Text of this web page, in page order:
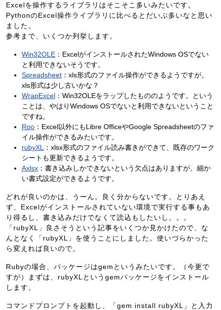
Excelを操作するライブラリはそこそこ多いみたいです。
PythonのExcel操作ライブラリに比べるとだいぶ多いなと思い
ました。
参考まで、いくつか列挙します。
Win32OLE ：ExcelがインストールされたWindows OSでない
と利用できないそうです。
Spreadsheet ：xls形式のファイル操作ができるようですが。
xls形式は少し古いかな？
WrapExcel ：Win32OLEをラップしたもののようです。という
ことは、やはりWindows OSでないと利用できないということ
ですね。
Roo ：Excel以外にもLibre OfficeやGoogle Spreadsheetのファ
イル操作ができるみたいです。
rubyXL
：xlsx形式のファイル読み書きができて、既存のワーク
シートも更新できるようです。
Axlsx ：書き込みしかできないという欠点はありますが、細か
い書式設定ができるようです。
どれが良いのかは、うーん。良く分からないです。とりあえ
ず、Excelがインストールされていない環境で実行する事もあ
り得るし、書き込みだけでなくて読込もしたいし。。。
「rubyXL」良さそうという記事をいくつか見かけたので、な
んとなく「rubyXL」を使うことにしました。使いづらかった
ら変えれば良いので。
Rubyの場合、パッケージはgemというみたいです。（今更で
すが）まずは、rubyXLというgemパッケージをインストール
します。
コマンドプロンプトを起動し、「gem install rubyXL」と入力